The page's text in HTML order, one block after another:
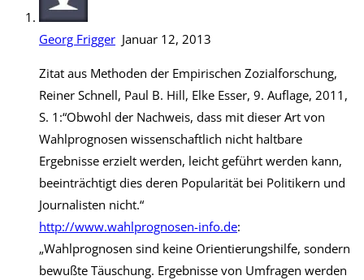
Georg Frigger Januar 12, 2013
Zitat aus Methoden der Empirischen Zozialforschung,
Reiner Schnell, Paul B. Hill, Elke Esser, 9. Auflage, 2011,
S. 1:“Obwohl der Nachweis, dass mit dieser Art von
Wahlprognosen wissenschaftlich nicht haltbare
Ergebnisse erzielt werden, leicht geführt werden kann,
beeinträchtigt dies deren Popularität bei Politikern und
Journalisten nicht.“
http://www.wahlprognosen-info.de:
„Wahlprognosen sind keine Orientierungshilfe, sondern
bewußte Täuschung. Ergebnisse von Umfragen werden